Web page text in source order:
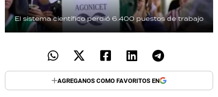
El sistema científico perdió 6.400 puestos de trabajo
AGREGANOS COMO FAVORITOS EN